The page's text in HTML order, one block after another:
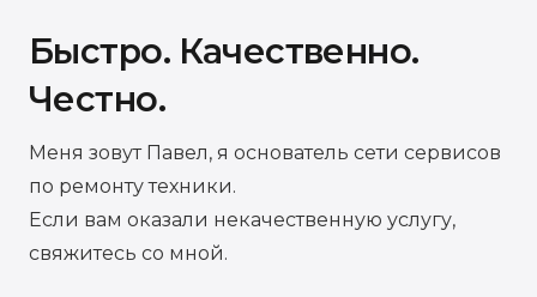
Быстро. Качественно.
Честно.
Меня зовут Павел, я основатель сети сервисов
по ремонту техники.
Если вам оказали некачественную услугу,
свяжитесь со мной.